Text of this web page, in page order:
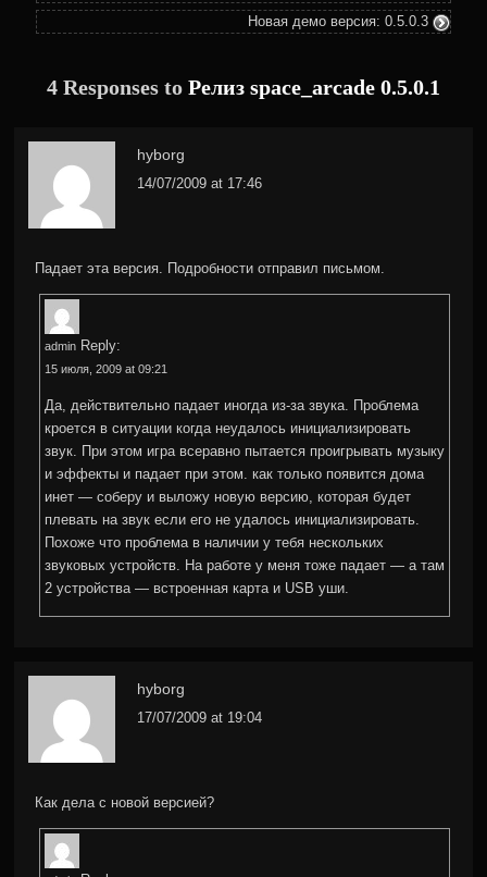
Новая демо версия: 0.5.0.3
4 Responses to Релиз space_arcade 0.5.0.1
hyborg
14/07/2009 at 17:46
Падает эта версия. Подробности отправил письмом.
admin Reply:
15 июля, 2009 at 09:21
Да, действительно падает иногда из-за звука. Проблема
кроется в ситуации когда неудалось инициализировать
звук. При этом игра всеравно пытается проигрывать музыку
и эффекты и падает при этом. как только появится дома
инет — соберу и выложу новую версию, которая будет
плевать на звук если его не удалось инициализировать.
Похоже что проблема в наличии у тебя нескольких
звуковых устройств. На работе у меня тоже падает — а там
2 устройства — встроенная карта и USB уши.
hyborg
17/07/2009 at 19:04
Как дела с новой версией?